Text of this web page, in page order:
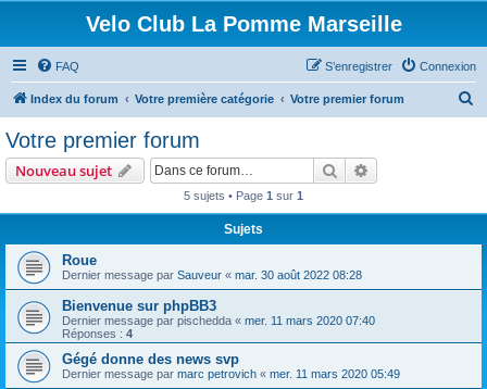
Velo Club La Pomme Marseille
FAQ Connexion
S’enregistrer
Index du forum Votre première catégorie Votre premier forum
Votre premier forum
Nouveau sujet Rechercher
5 sujets • Page 1 sur 1
Sujets
Roue
Dernier message par Sauveur « mar. 30 août 2022 08:28
Bienvenue sur phpBB3
Dernier message par pischedda « mer. 11 mars 2020 07:40
Réponses : 4
Gégé donne des news svp
Dernier message par marc petrovich « mer. 11 mars 2020 05:49